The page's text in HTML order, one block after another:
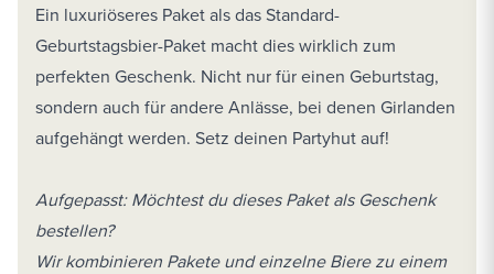
Ein luxuriöseres Paket als das Standard-
Geburtstagsbier-Paket macht dies wirklich zum
perfekten Geschenk. Nicht nur für einen Geburtstag,
sondern auch für andere Anlässe, bei denen Girlanden
aufgehängt werden. Setz deinen Partyhut auf!
Aufgepasst: Möchtest du dieses Paket als Geschenk
bestellen?
Wir kombinieren Pakete und einzelne Biere zu einem